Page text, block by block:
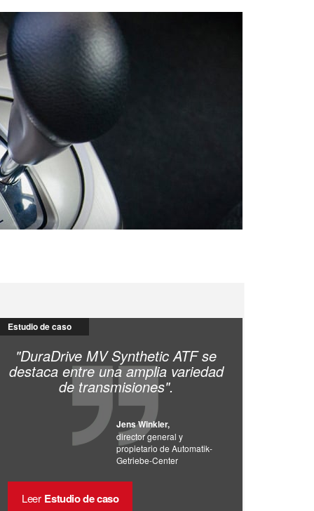
Estudio de caso
"DuraDrive MV Synthetic ATF se
destaca entre una amplia variedad
de transmisiones".
Jens Winkler,
director general y
propietario de Automatik-
Getriebe-Center
Leer Estudio de caso